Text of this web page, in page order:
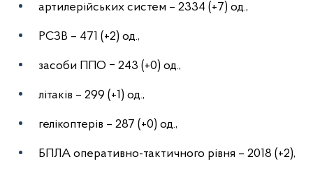
артилерійських систем – 2334 (+7) од.,
РСЗВ – 471 (+2) од.,
засоби ППО ‒ 243 (+0) од.,
літаків – 299 (+1) од.,
гелікоптерів – 287 (+0) од.,
БПЛА оперативно-тактичного рівня – 2018 (+2),